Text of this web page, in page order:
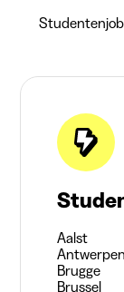
Aalst
Antwerpen
Brugge
Brussel